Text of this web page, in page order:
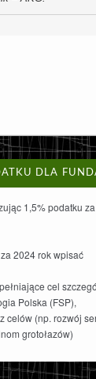
DLA
1,5% podatku
2024 rok wpisać
cel
Polska (FSP),
celów (np. rozwój
grotołazów)